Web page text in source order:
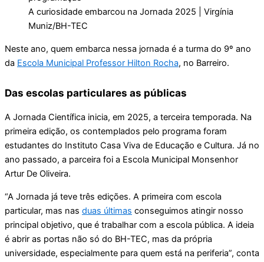
A curiosidade embarcou na Jornada 2025 | Virgínia
Muniz/BH-TEC
Neste ano, quem embarca nessa jornada é a turma do 9º ano
da Escola Municipal Professor Hilton Rocha, no Barreiro.
Das escolas particulares as públicas
A Jornada Científica inicia, em 2025, a terceira temporada. Na
primeira edição, os contemplados pelo programa foram
estudantes do Instituto Casa Viva de Educação e Cultura. Já no
ano passado, a parceira foi a Escola Municipal Monsenhor
Artur De Oliveira.
“A Jornada já teve três edições. A primeira com escola
particular, mas nas duas últimas conseguimos atingir nosso
principal objetivo, que é trabalhar com a escola pública. A ideia
é abrir as portas não só do BH-TEC, mas da própria
universidade, especialmente para quem está na periferia”, conta